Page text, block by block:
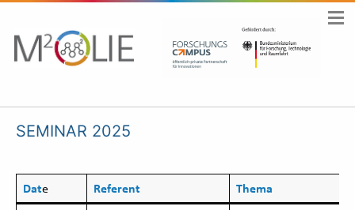
SEMINAR 2025
Date Referent Thema